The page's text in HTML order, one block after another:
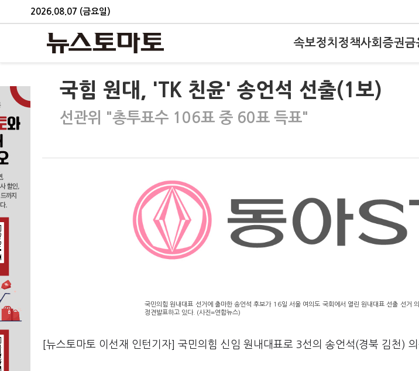
2026.08.07 (금요일)
속보정치 정책사회 증권금
국힘 원대, 'TK 친윤' 송언석 선출(1보)
선관위 "총투표수 106표 중 60표 득표"
국민의힘 원내대표 선거에 출마한 송언석 후보가 16일 서울 여의도 국회에서 열린 원내대표 선출 선거
정견발표하고 있다. (사진=연합뉴스)
[뉴스토마토 이선재 인턴기자] 국민의힘 신임 원내대표로 3선의 송언석(경북 김천)